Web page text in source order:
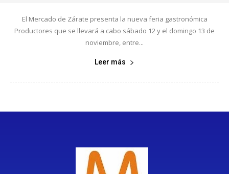
El Mercado de Zárate presenta la nueva feria gastronómica
Productores que se llevará a cabo sábado 12 y el domingo 13 de
noviembre, entre...
Leer más